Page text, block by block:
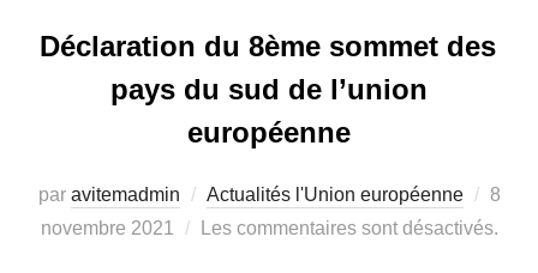
Déclaration du 8ème sommet des
pays du sud de l’union
européenne
par avitemadmin Actualités l'Union européenne
le
8
novembre 2021
Les commentaires sont désactivés.